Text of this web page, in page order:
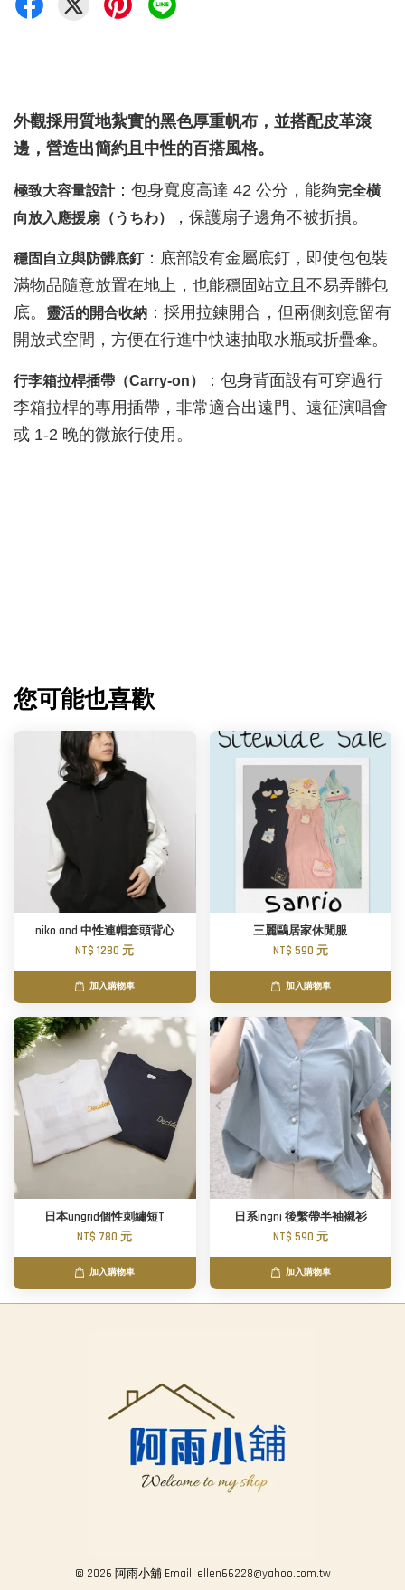
外觀採用質地紮實的黑色厚重帆布，並搭配皮革滾
邊，營造出簡約且中性的百搭風格。
極致大容量設計：包身寬度高達 42 公分，能夠完全橫
向放入應援扇（うちわ）
，保護扇子邊角不被折損。
穩固自立與防髒底釘：底部設有金屬底釘，即使包包裝
滿物品隨意放置在地上，也能穩固站立且不易弄髒包
底。
靈活的開合收納 ：採用拉鍊開合，但兩側刻意留有
開放式空間，方便在行進中快速抽取水瓶或折疊傘。
行李箱拉桿插帶（Carry-on）
：包身背面設有可穿過行
李箱拉桿的專用插帶，非常適合出遠門、遠征演唱會
或 1-2 晚的微旅行使用。
您可能也喜歡
niko and 中性連帽套頭背心
NT$ 1280 元
加入購物車
三麗鷗居家休閒服
NT$ 590 元
加入購物車
日本ungrid個性刺繡短T
NT$ 780 元
加入購物車
日系ingni 後繫帶半袖襯衫
NT$ 590 元
加入購物車
© 2026 阿雨小舖 Email: ellen66228@yahoo.com.tw